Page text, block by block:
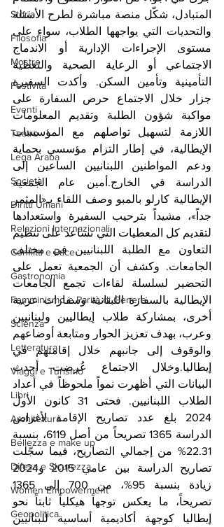
Storia
Filosofia
Mostre
Festività
Eventi
Teatro
Lega Araba
Società
Diritti Umani
Relazioni Internazionali
Conflitti e Pace
Gastronomia
Femminismo e Parità di Genere
Scienza
Letteratura
Viaggi e Turismo
Libri
Architettura
Bellezza e make up
Difesa e Sicurezza
Women Empowerment
Geopolitica
المتبادل، شكّل منصة مباشرة لطرح الأسئلة
الاجتماعي أو الرعاية الصحية والتغطية
التأمينية وتأمين السكن. وأكدت السفيرة
مواكبة شؤون الطلبة وتقديم المعلومات
اللازمة لتسهيل تواصلهم مع المؤسسات
الدراسة في الخارج.أمين عام الجمعية
الإيطالية كارلو بالمبو وصف اللقاء بـ«المثمر
لتقديم كل المعطيات التي تساعد على تنظيم
التعاون مع الطلبة اللبنانيين في مختلف
التحضير لسلسلة لقاءات تجمع الجامعات
الإيطالية بالسفارة اللبنانية وسفارات عربية
والوقوف إلى جانبهم خلال إقامتهم في
إيطاليا.وخلال الاجتماع عُرضت أحدث
الطلاب اللبنانيين. فحتى 31 كانون الأول
2024 بلغ عدد تصاريح الإقامة لأغراض
تصاريح الدراسة بين عامي 2015 و2024
زيادة بنسبة 95%، من 700 إلى 1365
إيطاليا كوجهة أكاديمية أساسية للبنانيين